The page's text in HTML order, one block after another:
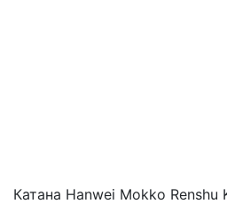
Катана Hanwei Mokko Renshu